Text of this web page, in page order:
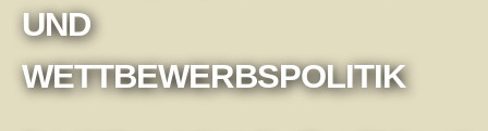
UND
WETTBEWERBSPOLITIK